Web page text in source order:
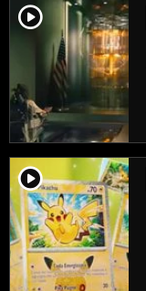
player2
player2